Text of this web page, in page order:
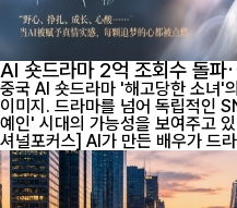
AI 숏드라마 2억 조회수 돌
중국 AI 숏드라마 '해고당한 소녀'
이미지. 드라마를 넘어 독립적인
예인' 시대의 가능성을 보여주고 있다.
셔널포커스] AI가 만든 배우가 드